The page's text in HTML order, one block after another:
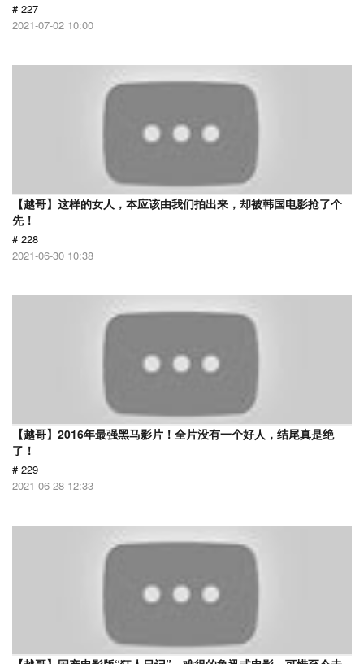
# 227
2021-07-02 10:00
【越哥】这样的女人，本应该由我们拍出来，却被韩国电影抢了个
先！
# 228
2021-06-30 10:38
【越哥】2016年最强黑马影片！全片没有一个好人，结尾真是绝
了！
# 229
2021-06-28 12:33